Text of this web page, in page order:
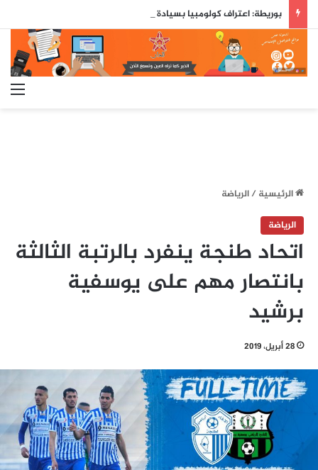
الرئيسية/الرياضة
الرياضة
اتحاد طنجة ينفرد بالرتبة الثالثة
بانتصار مهم على يوسفية
برشيد‎
28 أبريل، 2019